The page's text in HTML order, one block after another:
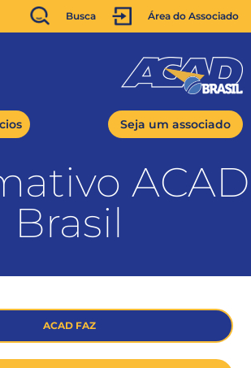
Busca Área do Associado
Seja um associado
ACAD
Brasil
ACAD FAZ